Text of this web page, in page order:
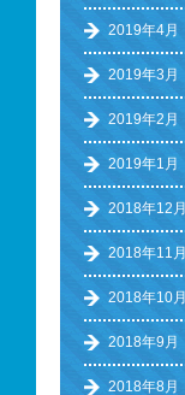
2019年4月
2019年3月
2019年2月
2019年1月
2018年12月
2018年11月
2018年10月
2018年9月
2018年8月